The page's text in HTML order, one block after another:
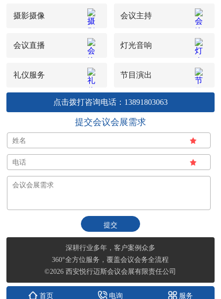
摄影摄像 会议主持
会议直播 灯光音响
礼仪服务 节目演出
点击拨打咨询电话：13891803063
提交会议会展需求
深耕行业多年，客户案例众多
360°全方位服务，覆盖会议会务全流程
©2026 西安悦行迈斯会议会展有限责任公司
首页 电询 服务